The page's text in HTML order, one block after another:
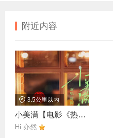
附近内容
3.5公里以内
小美满【电影《热辣滚烫》热辣陪伴曲】
Hi 亦然